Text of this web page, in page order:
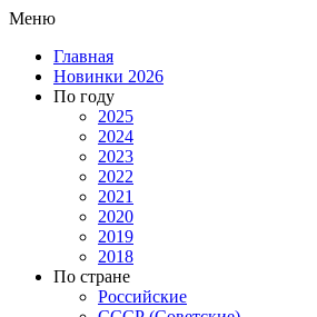
Меню
Главная
Новинки 2026
По году
2025
2024
2023
2022
2021
2020
2019
2018
По стране
Российские